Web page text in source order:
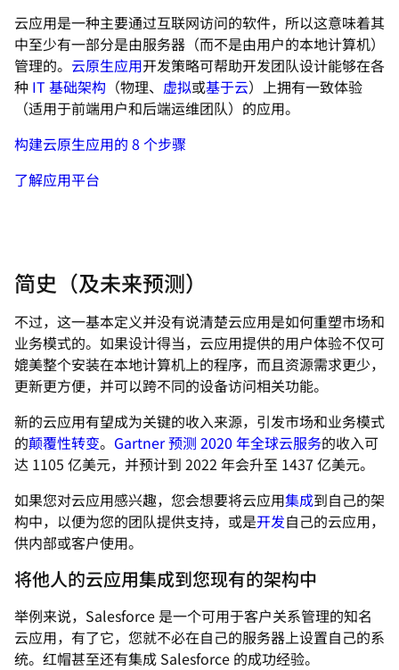
云应用是一种主要通过互联网访问的软件，所以这意味着其
中至少有一部分是由服务器（而不是由用户的本地计算机）
管理的。 云原生应用开发策略可帮助开发团队设计能够在各
种 IT 基础架构 （物理、 虚拟或基于云）上拥有一致体验
（适用于前端用户和后端运维团队）的应用。
构建云原生应用的 8 个步骤
了解应用平台
简史（及未来预测）
不过，这一基本定义并没有说清楚云应用是如何重塑市场和
业务模式的。如果设计得当，云应用提供的用户体验不仅可
媲美整个安装在本地计算机上的程序，而且资源需求更少，
更新更方便，并可以跨不同的设备访问相关功能。
新的云应用有望成为关键的收入来源，引发市场和业务模式
的颠覆性转变。 Gartner 预测 2020 年全球云服务的收入可
达 1105 亿美元，并预计到 2022 年会升至 1437 亿美元。
如果您对云应用感兴趣，您会想要将云应用集成到自己的架
构中，以便为您的团队提供支持，或是开发自己的云应用，
供内部或客户使用。
将他人的云应用集成到您现有的架构中
举例来说，Salesforce 是一个可用于客户关系管理的知名
云应用，有了它，您就不必在自己的服务器上设置自己的系
统。红帽甚至还有集成 Salesforce 的成功经验。